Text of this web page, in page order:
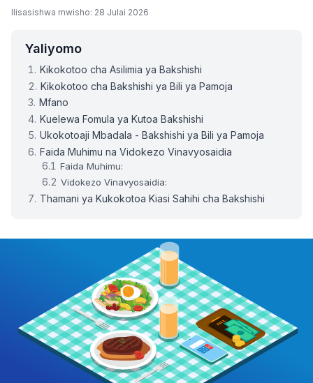
Ilisasishwa mwisho: 28 Julai 2026
Yaliyomo
Kikokotoo cha Asilimia ya Bakshishi
Kikokotoo cha Bakshishi ya Bili ya Pamoja
Mfano
Kuelewa Fomula ya Kutoa Bakshishi
Ukokotoaji Mbadala - Bakshishi ya Bili ya Pamoja
Faida Muhimu na Vidokezo Vinavyosaidia
Faida Muhimu:
Vidokezo Vinavyosaidia:
Thamani ya Kukokotoa Kiasi Sahihi cha Bakshishi